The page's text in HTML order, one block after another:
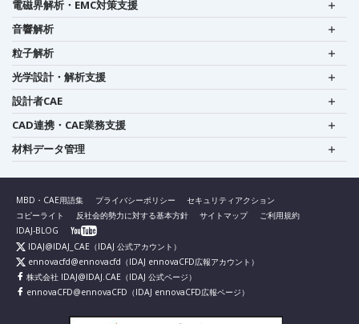
電磁界解析・EMC対策支援
音響解析
粒子解析
光学設計・解析支援
設計者CAE
CAD連携・CAE業務支援
材料データ管理
MBD・CAE用語集 プライバシーポリシー
セキュリティアクション
コピーライト
反社会的勢力に対する基本方針 サイトマップ
ご利用規約
IDAJ-BLOG
IDAJ@IDAJ_CAE （IDAJ 公式アカウント）
ennovacfd@ennovacfd （IDAJ ennovaCFD広報アカウント）
株式会社 IDAJ@IDAJ.CAE （IDAJ 公式ページ）
ennovaCFD@ennovaCFD （IDAJ ennovaCFD広報ページ）